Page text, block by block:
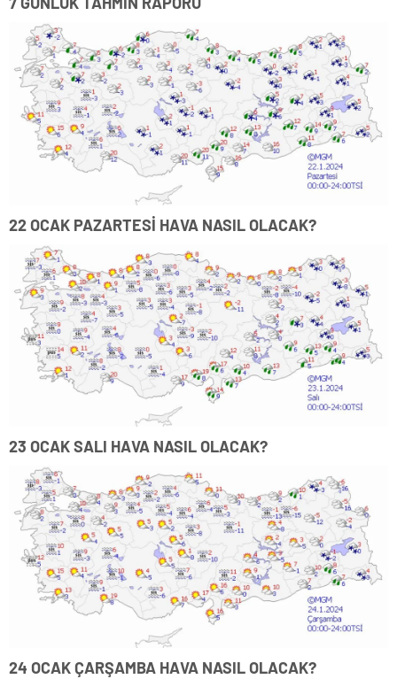
22 OCAK PAZARTESİ HAVA NASIL OLACAK?
23 OCAK SALI HAVA NASIL OLACAK?
24 OCAK ÇARŞAMBA HAVA NASIL OLACAK?